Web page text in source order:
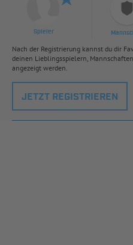
Spieler
Nach der Registrierung kannst du dir
deinen Lieblingsspielern,
angezeigt werden.
JETZT REGISTRIEREN